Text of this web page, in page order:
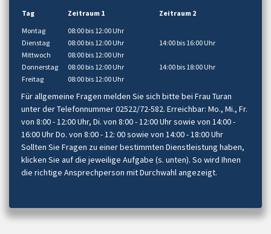
Tag Zeitraum 1
Zeitraum 2
Montag
08:00 bis 12:00 Uhr
Dienstag
08:00 bis 12:00 Uhr
14:00 bis 16:00 Uhr
Mittwoch
08:00 bis 12:00 Uhr
Donnerstag
08:00 bis 12:00 Uhr
14:00 bis 18:00 Uhr
Freitag
08:00 bis 12:00 Uhr
Für allgemeine Fragen melden Sie sich bitte bei Frau Turan
unter der Telefonnummer 02522/72-582. Erreichbar: Mo., Mi., Fr.
von 8:00 - 12:00 Uhr, Di. von 8:00 - 12:00 Uhr sowie von 14:00 -
16:00 Uhr Do. von 8:00 - 12: 00 sowie von 14:00 - 18:00 Uhr
Sollten Sie Fragen zu einer bestimmten Dienstleistung haben,
klicken Sie auf die jeweilige Aufgabe (s. unten). So wird Ihnen
die richtige Ansprechperson mit Durchwahl angezeigt.